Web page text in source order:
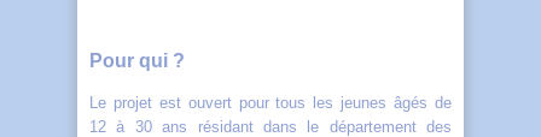
Pour qui ?
Le projet est ouvert pour tous les jeunes âgés de
12 à 30 ans résidant dans le département des